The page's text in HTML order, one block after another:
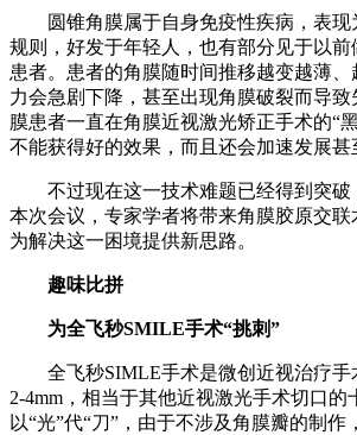
圆锥角膜属于自身免疫性疾病，表现
规则，好发于年轻人，也有部分见于以
患者。患者的角膜随时间推移越变越薄
力会急剧下降，甚至出现角膜破裂而导致
膜患者一直在角膜近视激光矫正手术的“
不能获得好的效果，而且还会加速发展甚
不过现在这一技术难题已经得到突破
本次会议，专家学者将带来角膜胶原交联
为解决这一困境提供新思路。
趣味比拼
为全飞秒SMILE手术“挑刺”
全飞秒SIMLE手术是微创近视治疗手
2-4mm，相当于其他近视激光手术切口的
以“光”代“刀”，由于不涉及角膜瓣的制作